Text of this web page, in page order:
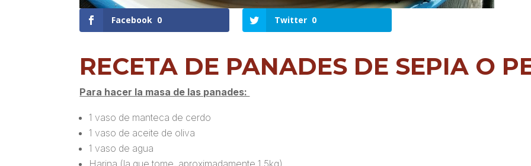
Facebook 0 Twitter 0
RECETA DE PANADES DE SEPIA O
Para hacer la masa de las panades:
1 vaso de manteca de cerdo
1 vaso de aceite de oliva
1 vaso de agua
Harina (la que tome, aproximadamente 1,5kg)